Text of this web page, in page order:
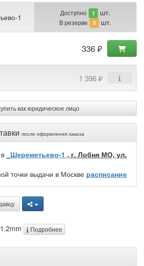
1 Доступно 1 шт.
В резерве 0 шт.
336 ₽
1 396 ₽
как юридическое лицо
после оформления заказа
_Шереметьево-1 , г. Лобня МО, ул.
точки выдачи в Москве расписание
Подробнее